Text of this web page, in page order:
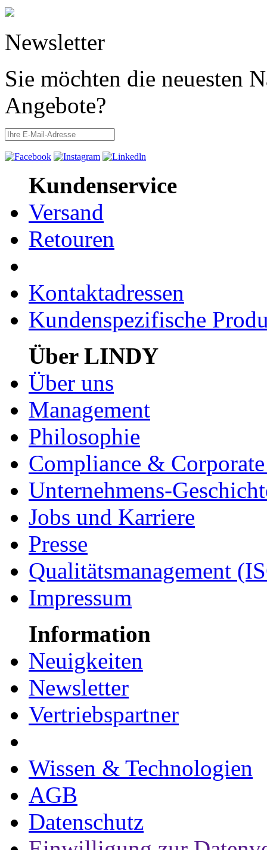
Newsletter
Sie möchten die neuesten
Angebote?
Kundenservice
Versand
Retouren
Kontaktadressen
Kundenspezifische
Über LINDY
Über uns
Management
Philosophie
Compliance &
Unternehmens-
Jobs und Karriere
Presse
Qualitätsmanagement
Impressum
Information
Neuigkeiten
Newsletter
Vertriebspartner
Wissen & Technologien
AGB
Datenschutz